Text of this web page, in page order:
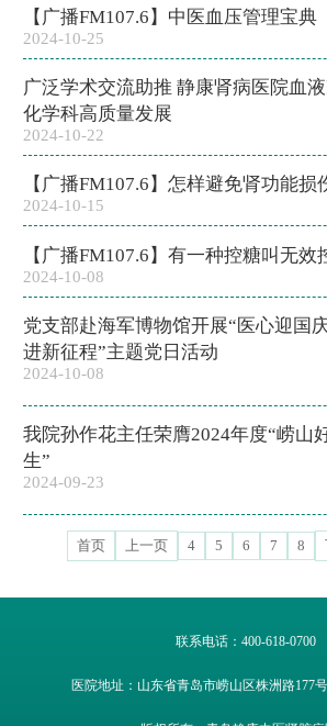
【广播FM107.6】中医血压管理宝典
2024-10-25
广泛学术交流助推 静康肾病医院血
化学科高质量发展
2024-10-22
【广播FM107.6】怎样避免肾功能损
2024-10-15
【广播FM107.6】有一种控糖叫无效
2024-10-08
党支部赴海军博物馆开展“医心迎国
进新征程”主题党日活动
2024-10-08
我院孙作花主任荣膺2024年度“崂山
生”
2024-09-23
首页 上一页 4 5 6 7 8
联系电话：400-618-0700
医院地址：山东省青岛市崂山区株洲路177